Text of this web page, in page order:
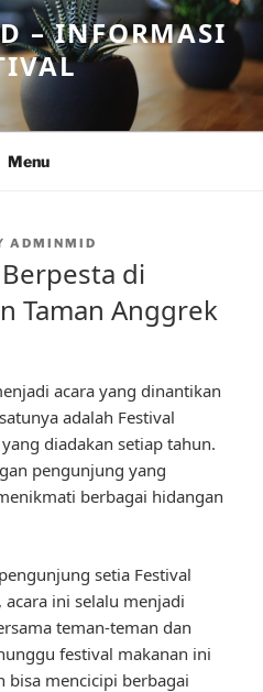
– INFORMASI
Menu
ADMINMID
di
Taman Anggrek
acara yang dinantikan
adalah Festival
diadakan setiap tahun.
pengunjung yang
berbagai hidangan
setia Festival
ini selalu menjadi
teman-teman dan
festival makanan ini
bisa mencicipi berbagai